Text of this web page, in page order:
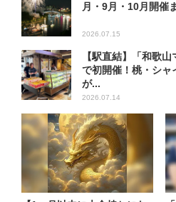
月・9月・10月開催
2026.07.15
【駅直結】「和歌
で初開催！桃・シャ
が...
2026.07.14